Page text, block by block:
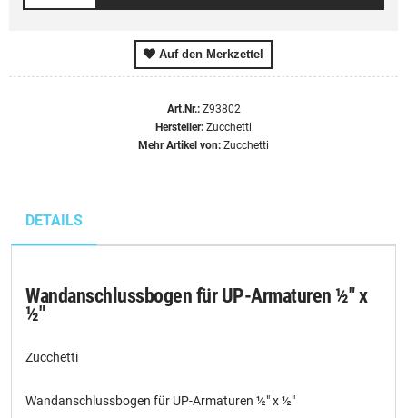
Auf den Merkzettel
Art.Nr.:Z93802
Hersteller: Zucchetti
Mehr Artikel von: Zucchetti
DETAILS
Wandanschlussbogen für UP-Armaturen ½" x
½"
Zucchetti
Wandanschlussbogen für UP-Armaturen ½" x ½"